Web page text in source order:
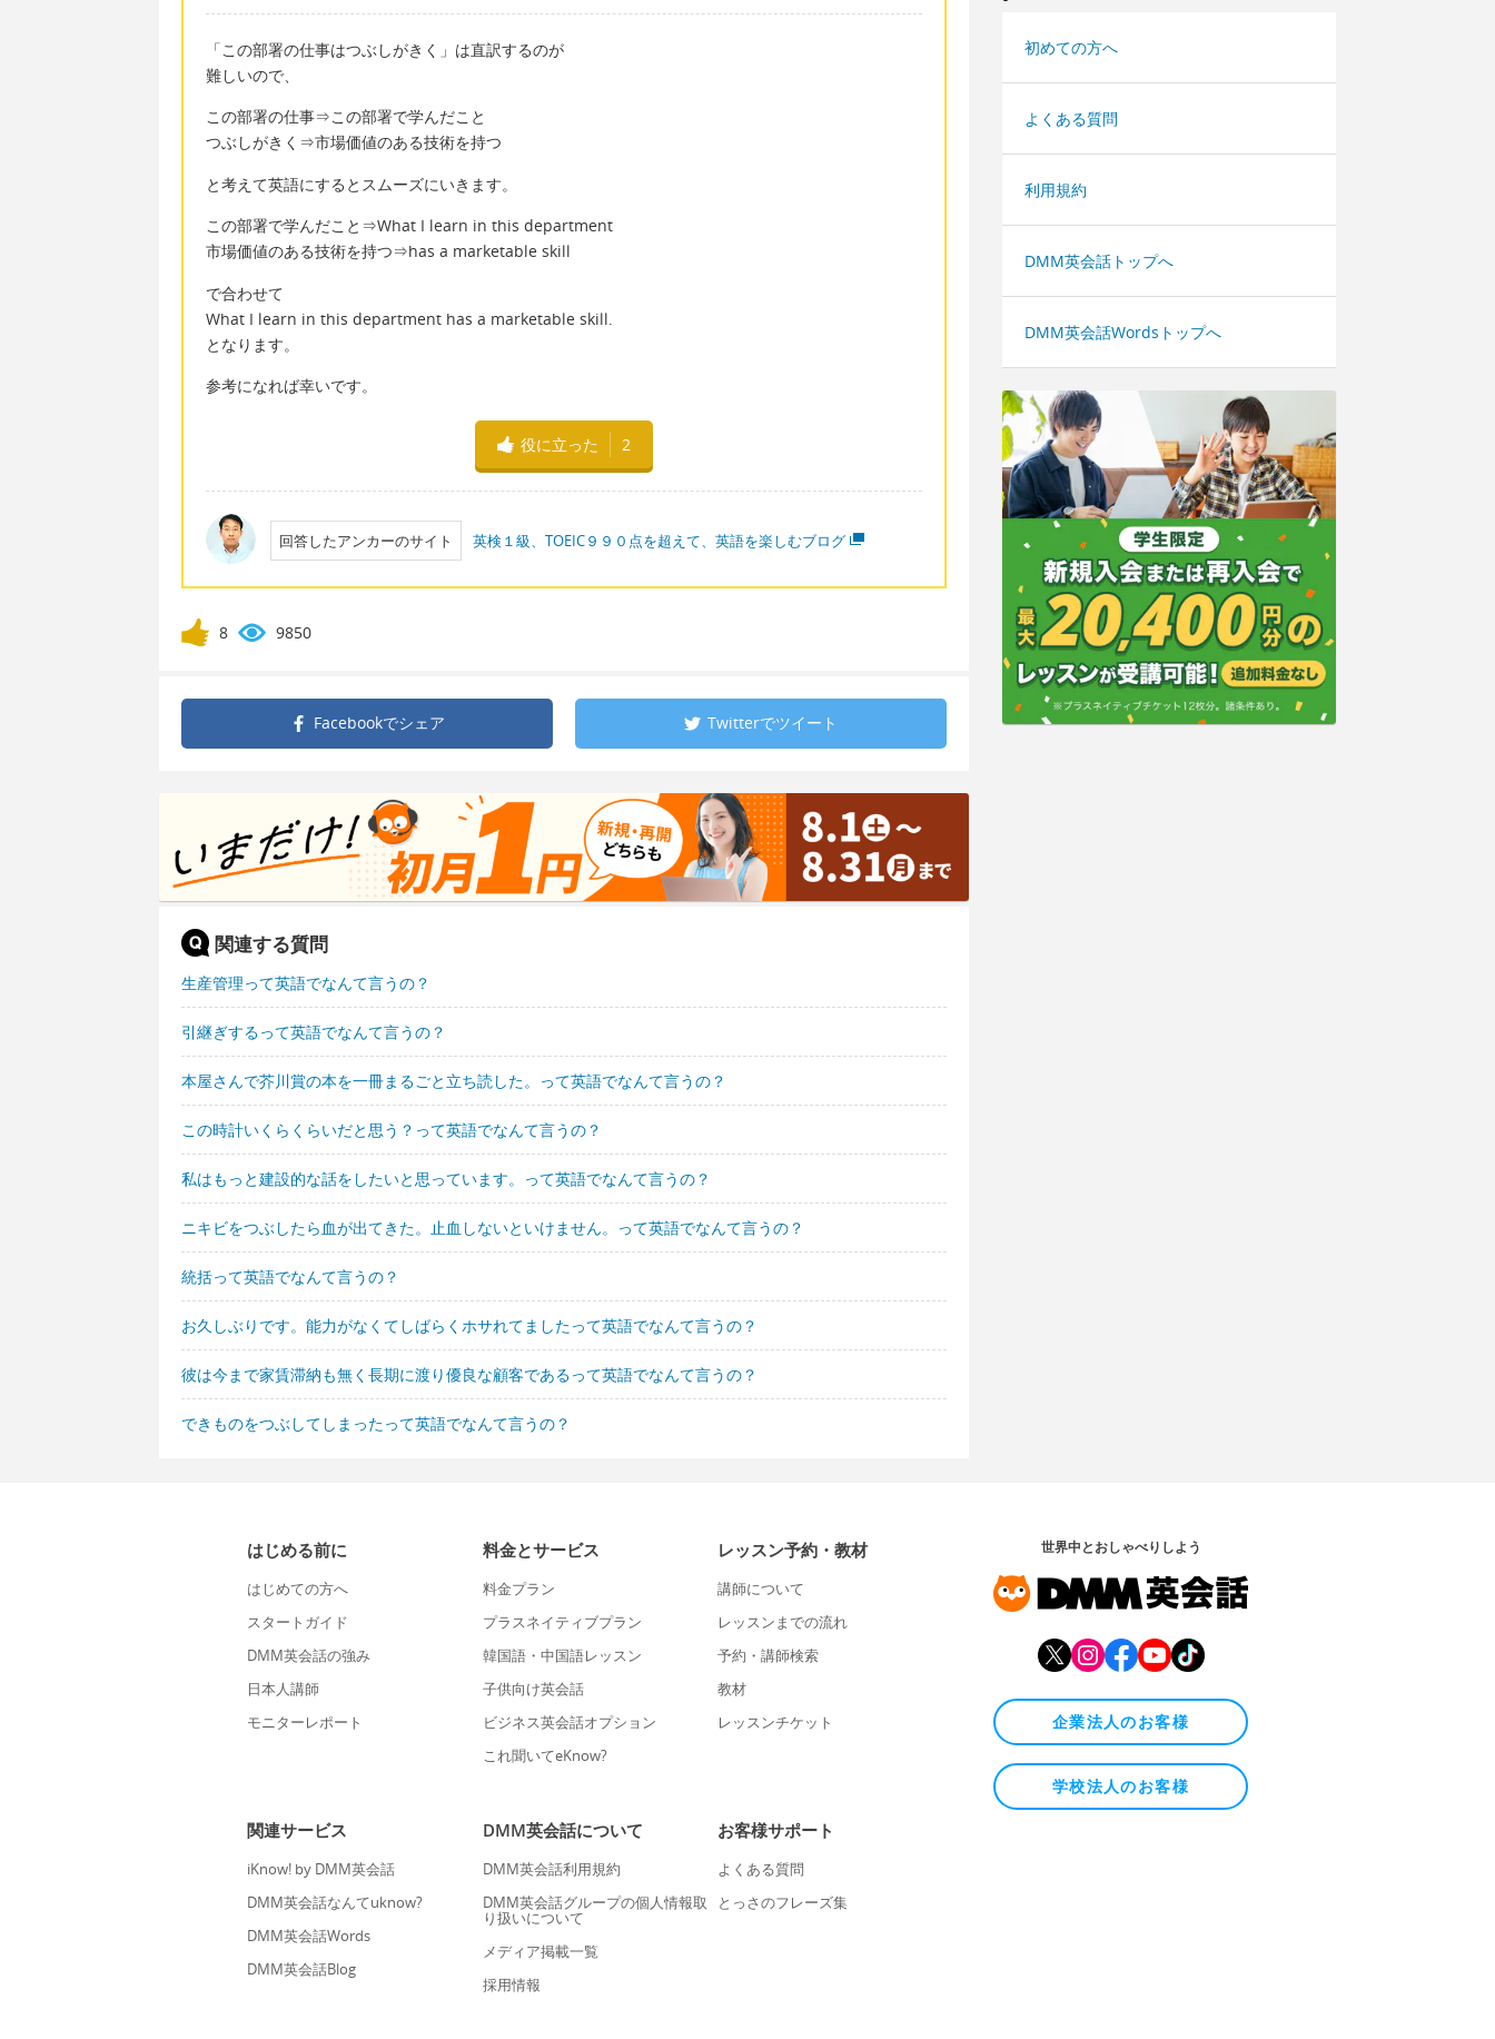
「この部署の仕事はつぶしがきく」は直訳するのが
難しいので、
この部署の仕事⇒この部署で学んだこと
つぶしがきく⇒市場価値のある技術を持つ
と考えて英語にするとスムーズにいきます。
この部署で学んだこと⇒What I learn in this department
市場価値のある技術を持つ⇒has a marketable skill
で合わせて
What I learn in this department has a marketable skill.
となります。
参考になれば幸いです。
役に立った 2
回答したアンカーのサイト 英検１級、TOEIC９９０点を超えて、英語を楽しむブログ
8 9850
Facebookでシェア Twitterでツイート
関連する質問
生産管理って英語でなんて言うの？
引継ぎするって英語でなんて言うの？
本屋さんで芥川賞の本を一冊まるごと立ち読した。って英語でなんて言うの？
この時計いくらくらいだと思う？って英語でなんて言うの？
私はもっと建設的な話をしたいと思っています。って英語でなんて言うの？
ニキビをつぶしたら血が出てきた。止血しないといけません。って英語でなんて言うの？
統括って英語でなんて言うの？
お久しぶりです。能力がなくてしばらくホサれてましたって英語でなんて言うの？
彼は今まで家賃滞納も無く長期に渡り優良な顧客であるって英語でなんて言うの？
できものをつぶしてしまったって英語でなんて言うの？
初めての方へ
よくある質問
利用規約
DMM英会話トップへ
DMM英会話Wordsトップへ
はじめる前に
はじめての方へ
スタートガイド
DMM英会話の強み
日本人講師
モニターレポート
料金とサービス
料金プラン
プラスネイティブプラン
韓国語・中国語レッスン
子供向け英会話
ビジネス英会話オプション
これ聞いてeKnow?
レッスン予約・教材
講師について
レッスンまでの流れ
予約・講師検索
教材
レッスンチケット
関連サービス
iKnow! by DMM英会話
DMM英会話なんてuknow?
DMM英会話Words
DMM英会話Blog
DMM英会話について
DMM英会話利用規約
DMM英会話グループの個人情報取
り扱いについて
メディア掲載一覧
採用情報
お客様サポート
よくある質問
とっさのフレーズ集
世界中とおしゃべりしよう
企業法人のお客様
学校法人のお客様